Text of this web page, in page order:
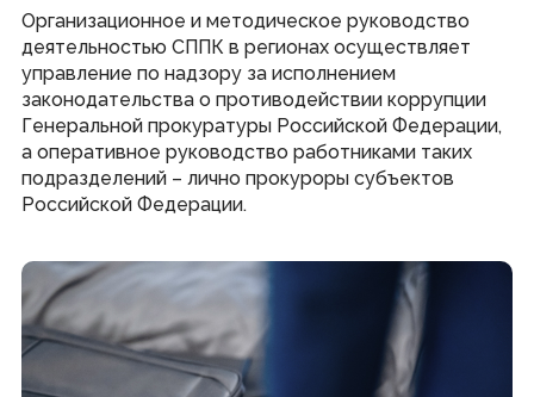
Организационное и методическое руководство
деятельностью СППК в регионах осуществляет
управление по надзору за исполнением
законодательства о противодействии коррупции
Генеральной прокуратуры Российской Федерации,
а оперативное руководство работниками таких
подразделений – лично прокуроры субъектов
Российской Федерации.